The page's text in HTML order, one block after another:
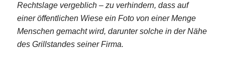
Rechtslage vergeblich – zu verhindern, dass auf
einer öffentlichen Wiese ein Foto von einer Menge
Menschen gemacht wird, darunter solche in der Nähe
des Grillstandes seiner Firma.